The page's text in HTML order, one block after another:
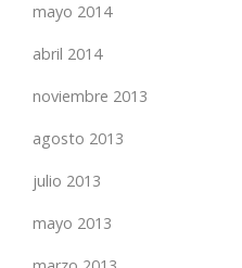
mayo 2014
abril 2014
noviembre 2013
agosto 2013
julio 2013
mayo 2013